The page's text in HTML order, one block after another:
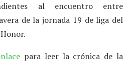
al encuentro entre
de la jornada 19 de liga del
para leer la crónica de la